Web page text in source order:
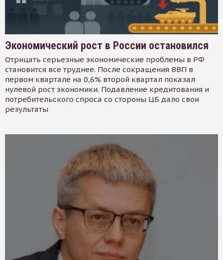
Экономический рост в России остановился
Отрицать серьезные экономические проблемы в РФ
становится все труднее. После сокращения ВВП в
первом квартале на 0,6% второй квартал показал
нулевой рост экономики. Подавление кредитования и
потребительского спроса со стороны ЦБ дало свои
результаты